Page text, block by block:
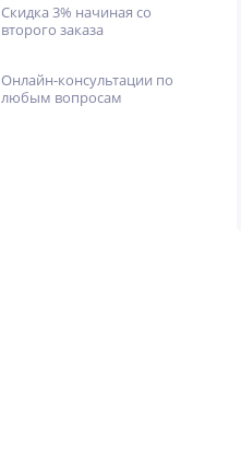
Скидка 3% начиная со
второго заказа
Онлайн-консультации по
любым вопросам